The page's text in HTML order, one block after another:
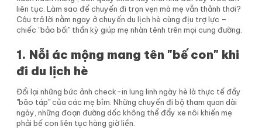
liên tục. Làm sao để chuyến đi trọn vẹn mà mẹ vẫn thảnh thơi?
Câu trả lời nằm ngay ở chuyến du lịch hè cùng địu trợ lực –
chiếc "bảo bối" thần kỳ giúp mẹ nhàn tênh trên mọi cung đường.
1. Nỗi ác mộng mang tên "bế con" khi
đi du lịch hè
Đổi lại những bức ảnh check-in lung linh ngày hè là thực tế đầy
"bão táp" của các mẹ bỉm. Những chuyến đi bộ tham quan dài
ngày, những đoạn đường dốc không thể đẩy xe nôi khiến mẹ
phải bế con liên tục hàng giờ liền.